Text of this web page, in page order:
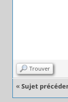
Trouver
« Sujet